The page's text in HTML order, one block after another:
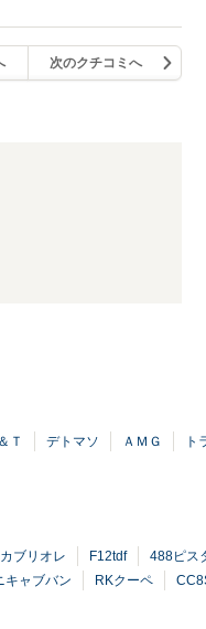
次のクチコミへ
Ｔ デトマソ ＡＭＧ ト
ブリオレ F12tdf 488ピス
キャブバン RKクーペ